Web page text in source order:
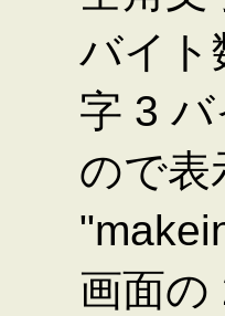
バイト
字 3
ので表
画面の